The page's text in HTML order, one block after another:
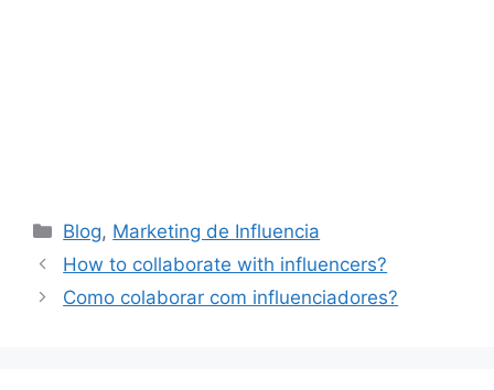
Catégories
Blog, Marketing de Influencia
How to collaborate with influencers?
Como colaborar com influenciadores?